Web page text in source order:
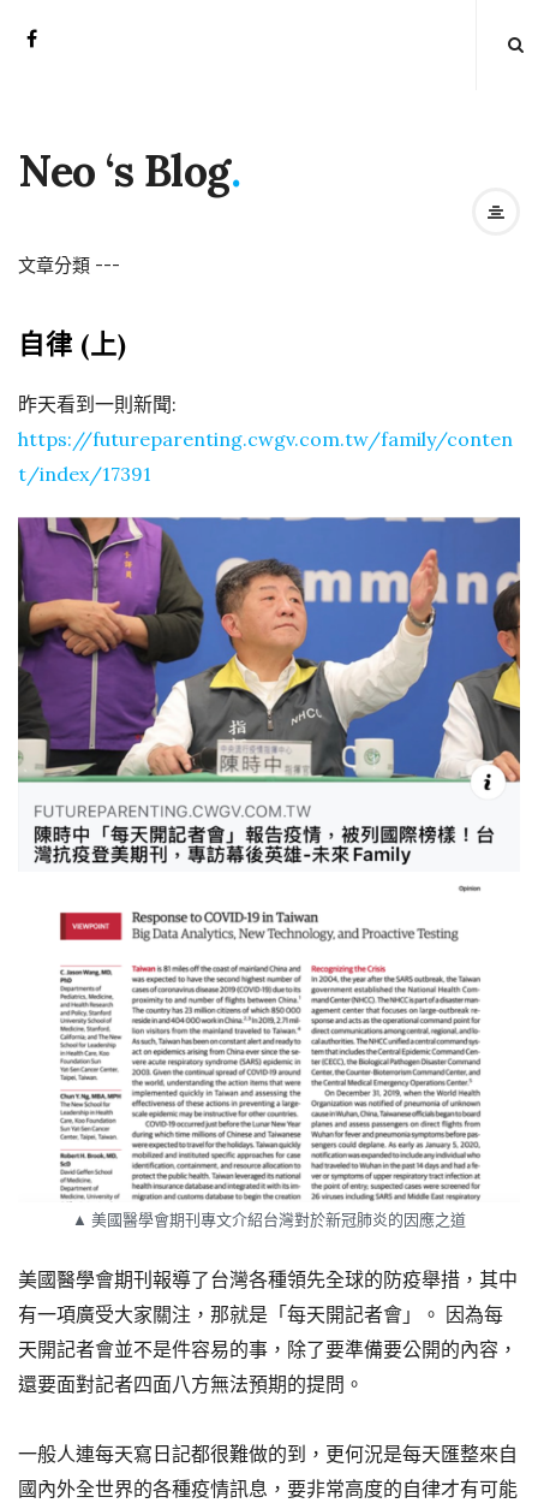
Neo ‘s Blog.
文章分類 ---
自律 (上)
昨天看到一則新聞:
https://futureparenting.cwgv.com.tw/family/conten
t/index/17391
▲ 美國醫學會期刊專文介紹台灣對於新冠肺炎的因應之道
美國醫學會期刊報導了台灣各種領先全球的防疫舉措，其中
有一項廣受大家關注，那就是「每天開記者會」。 因為每
天開記者會並不是件容易的事，除了要準備要公開的內容，
還要面對記者四面八方無法預期的提問。
一般人連每天寫日記都很難做的到，更何況是每天匯整來自
國內外全世界的各種疫情訊息，要非常高度的自律才有可能